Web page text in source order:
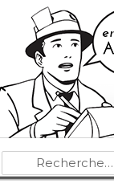
Recherche
pour :